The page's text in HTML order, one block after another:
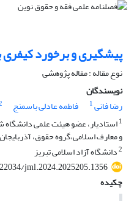
پیشگیری و برخورد کیفری
نوع مقاله : مقاله پژوهشی
نویسندگان
رضا فانی1 فاطمه عادلی باسمنج
1استادیار، عضو هیئت علمی دانشگاه
و معارف اسلامی،گروه حقوق،
2دانشگاه آزاد اسلامی تبریز
jml.2024.2025205.1356
چکیده